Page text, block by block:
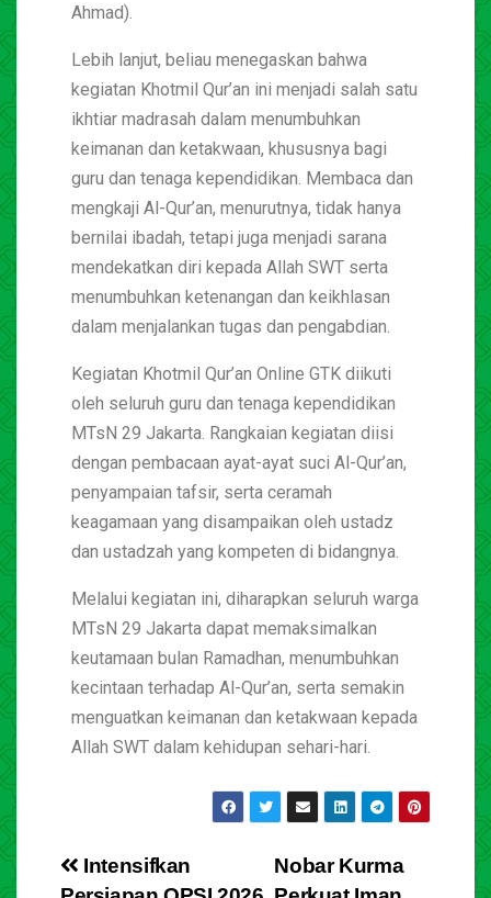
Ahmad).
Lebih lanjut, beliau menegaskan bahwa
kegiatan Khotmil Qur’an ini menjadi salah satu
ikhtiar madrasah dalam menumbuhkan
keimanan dan ketakwaan, khususnya bagi
guru dan tenaga kependidikan. Membaca dan
mengkaji Al-Qur’an, menurutnya, tidak hanya
bernilai ibadah, tetapi juga menjadi sarana
mendekatkan diri kepada Allah SWT serta
menumbuhkan ketenangan dan keikhlasan
dalam menjalankan tugas dan pengabdian.
Kegiatan Khotmil Qur’an Online GTK diikuti
oleh seluruh guru dan tenaga kependidikan
MTsN 29 Jakarta. Rangkaian kegiatan diisi
dengan pembacaan ayat-ayat suci Al-Qur’an,
penyampaian tafsir, serta ceramah
keagamaan yang disampaikan oleh ustadz
dan ustadzah yang kompeten di bidangnya.
Melalui kegiatan ini, diharapkan seluruh warga
MTsN 29 Jakarta dapat memaksimalkan
keutamaan bulan Ramadhan, menumbuhkan
kecintaan terhadap Al-Qur’an, serta semakin
menguatkan keimanan dan ketakwaan kepada
Allah SWT dalam kehidupan sehari-hari.
Nobar Kurma
Intensifkan